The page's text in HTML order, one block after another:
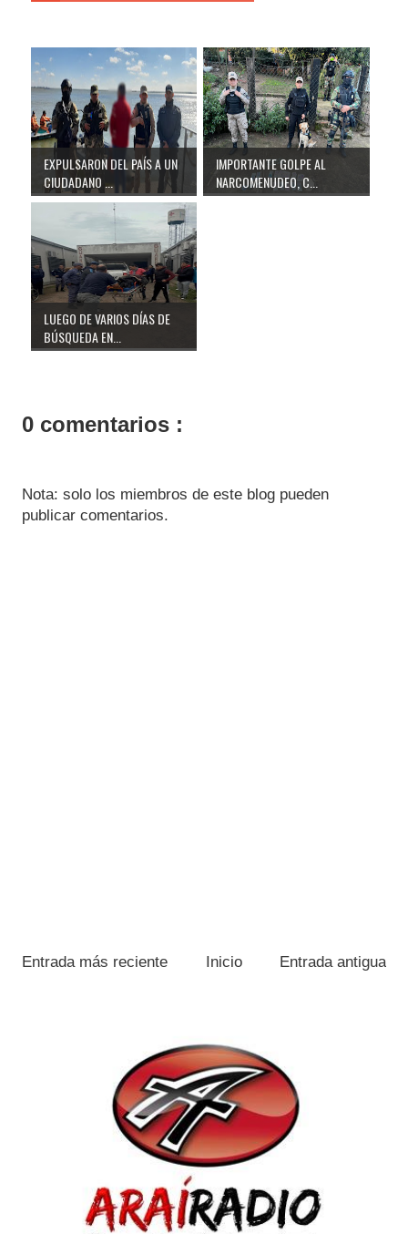
EXPULSARON DEL PAÍS A UN
CIUDADANO ...
IMPORTANTE GOLPE AL
NARCOMENUDEO, C...
LUEGO DE VARIOS DÍAS DE
BÚSQUEDA EN...
0 comentarios :
Nota: solo los miembros de este blog pueden
publicar comentarios.
Entrada más reciente Entrada antigua
Inicio